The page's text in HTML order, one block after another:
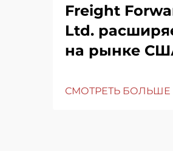
Freight
Ltd.
на рынке
СМОТРЕТЬ БОЛЬШЕ